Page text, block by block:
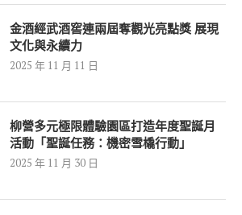
金酒經武酒窖連兩屆奪觀光亮點獎 展現
文化與永續力
2025 年 11 月 11 日
柳營多元極限體驗園區打造年度聖誕月
活動「聖誕任務：機密雪橇行動」
2025 年 11 月 30 日